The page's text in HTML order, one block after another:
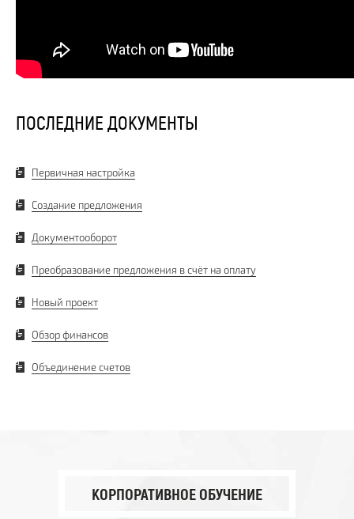
ПОСЛЕДНИЕ ДОКУМЕНТЫ
Первичная настройка
Создание предложения
Документооборот
Преобразование предложения в счёт на оплату
Новый проект
Обзор финансов
Объединение счетов
КОРПОРАТИВНОЕ ОБУЧЕНИЕ